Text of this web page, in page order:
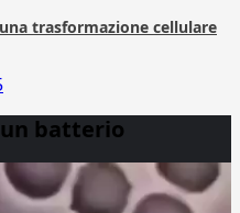
trasformazione cellulare
batterio